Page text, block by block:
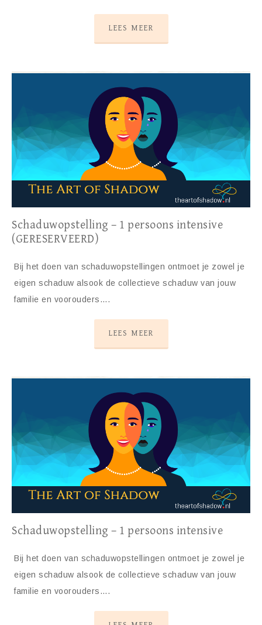
LEES MEER
Schaduwopstelling – 1 persoons intensive
(GERESERVEERD)
Bij het doen van schaduwopstellingen ontmoet je zowel je
eigen schaduw alsook de collectieve schaduw van jouw
familie en voorouders….
LEES MEER
Schaduwopstelling – 1 persoons intensive
Bij het doen van schaduwopstellingen ontmoet je zowel je
eigen schaduw alsook de collectieve schaduw van jouw
familie en voorouders….